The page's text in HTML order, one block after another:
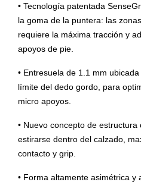
• Tecnología patentada
la goma de la puntera: las
requiere la máxima tracción y
apoyos de pie.
• Entresuela de 1.1 mm
límite del dedo gordo, para
micro apoyos.
• Nuevo concepto de
estirarse dentro del calzado,
contacto y grip.
• Forma altamente asimétrica y